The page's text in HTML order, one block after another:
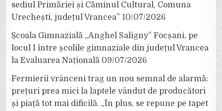
sediul Primăriei și Căminul Cultural, Comuna
Urechești, județul Vrancea” 10/07/2026
Școala Gimnazială „Anghel Saligny” Focșani, pe
locul I între școlile gimnaziale din județul Vrancea
la Evaluarea Națională 09/07/2026
Fermierii vrânceni trag un nou semnal de alarmă:
prețuri prea mici la laptele vândut de producători
și piață tot mai dificilă. „În plus, se repune pe tapet